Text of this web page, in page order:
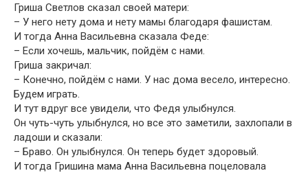
Гриша Светлов сказал своей матери:
– У него нету дома и нету мамы благодаря фашистам.
И тогда Анна Васильевна сказала Феде:
– Если хочешь, мальчик, пойдём с нами.
Гриша закричал:
– Конечно, пойдём с нами. У нас дома весело, интересно.
Будем играть.
И тут вдруг все увидели, что Федя улыбнулся.
Он чуть-чуть улыбнулся, но все это заметили, захлопали в
ладоши и сказали:
– Браво. Он улыбнулся. Он теперь будет здоровый.
И тогда Гришина мама Анна Васильевна поцеловала